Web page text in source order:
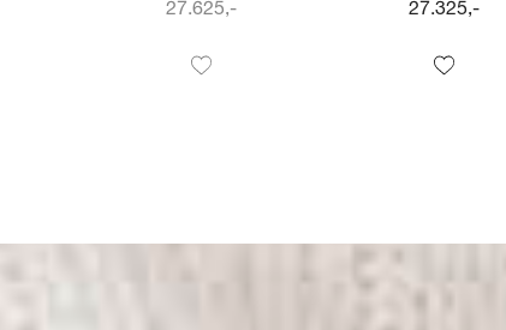
27.625,- 27.325,-